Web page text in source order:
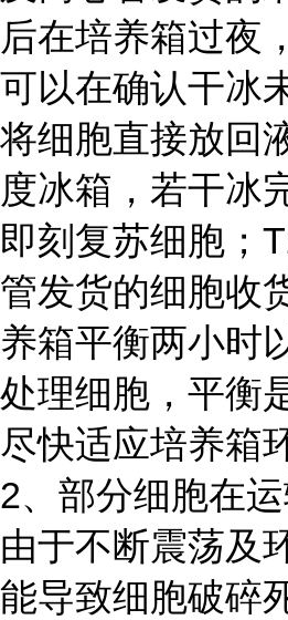
后在培养箱过夜
可以在确认干冰
将细胞直接放回
度冰箱，若干冰
即刻复苏细胞；
管发货的细胞收
养箱平衡两小时
处理细胞，平衡
尽快适应培养箱
2、部分细胞在运
由于不断震荡及
能导致细胞破碎